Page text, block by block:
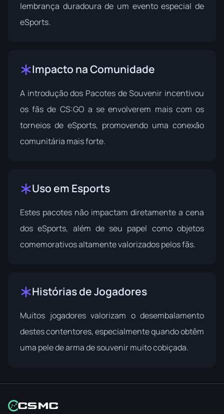
lembrança duradoura de um evento especial de
eSports.
Impacto na Comunidade
A introdução dos Pacotes de Souvenir incentivou
os fãs de CS:GO a se envolverem mais com os
torneios de eSports, promovendo uma conexão
comunitária mais forte.
Uso em Esports
Estes pacotes não impactam diretamente a cena
dos eSports, além de seu papel como objetos
comemorativos altamente valorizados pelos fãs.
Histórias de Jogadores
Muitos jogadores valorizam o desembalamento
destes contentores, especialmente quando obtêm
uma pele de arma de souvenir muito cobiçada.